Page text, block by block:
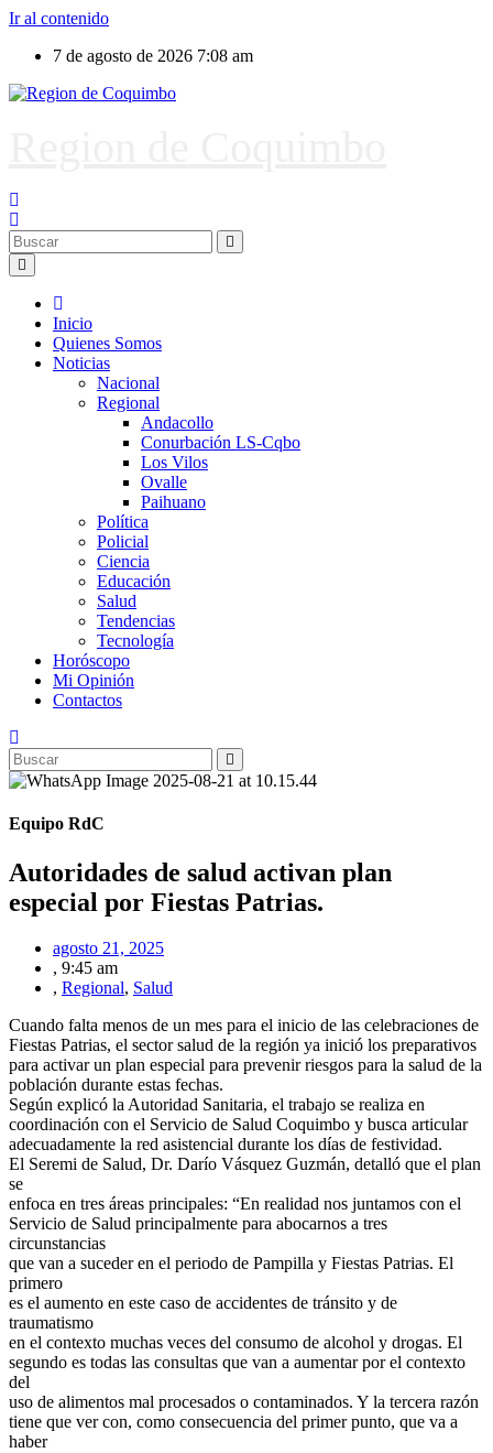
Ir al contenido
7 de agosto de 2026 7:08 am
Inicio
Quienes Somos
Noticias
Nacional
Regional
Andacollo
Conurbación LS-Cqbo
Los Vilos
Ovalle
Paihuano
Política
Policial
Ciencia
Educación
Salud
Tendencias
Tecnología
Horóscopo
Mi Opinión
Contactos
Equipo RdC
Autoridades de salud activan plan
especial por Fiestas Patrias.
agosto 21, 2025
, 9:45 am
, Regional, Salud
Cuando falta menos de un mes para el inicio de las celebraciones de
Fiestas Patrias, el sector salud de la región ya inició los preparativos
para activar un plan especial para prevenir riesgos para la salud de la
población durante estas fechas.
Según explicó la Autoridad Sanitaria, el trabajo se realiza en
coordinación con el Servicio de Salud Coquimbo y busca articular
adecuadamente la red asistencial durante los días de festividad.
El Seremi de Salud, Dr. Darío Vásquez Guzmán, detalló que el plan
se
enfoca en tres áreas principales: “En realidad nos juntamos con el
Servicio de Salud principalmente para abocarnos a tres
circunstancias
que van a suceder en el periodo de Pampilla y Fiestas Patrias. El
primero
es el aumento en este caso de accidentes de tránsito y de
traumatismo
en el contexto muchas veces del consumo de alcohol y drogas. El
segundo es todas las consultas que van a aumentar por el contexto
del
uso de alimentos mal procesados o contaminados. Y la tercera razón
tiene que ver con, como consecuencia del primer punto, que va a
haber